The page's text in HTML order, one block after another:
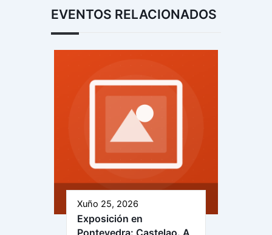
EVENTOS RELACIONADOS
Xuño 25, 2026
Exposición en